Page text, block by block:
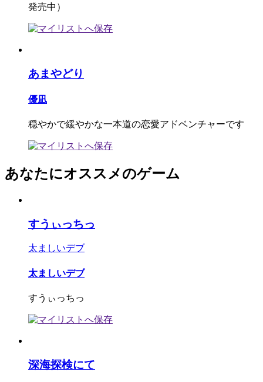
発売中）
あまやどり
優凪
穏やかで緩やかな一本道の恋愛アドベンチャーです
あなたにオススメのゲーム
すうぃっちっ
太ましいデブ
太ましいデブ
すうぃっちっ
深海探検にて